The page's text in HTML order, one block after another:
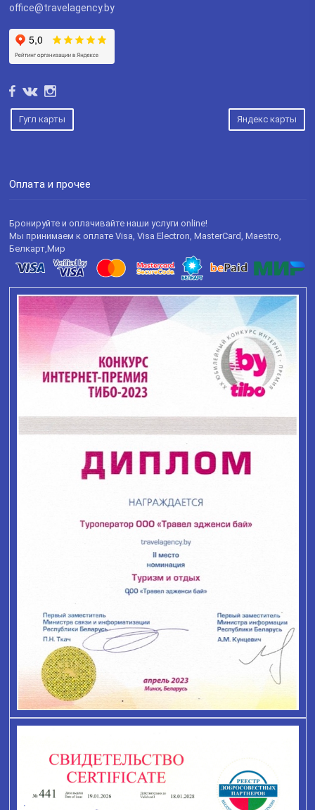
office@travelagency.by
Гугл карты Яндекс карты
Оплата и прочее
Бронируйте и оплачивайте наши услуги online!
Мы принимаем к оплате Visa, Visa Electron, MasterCard, Maestro,
Белкарт,Мир